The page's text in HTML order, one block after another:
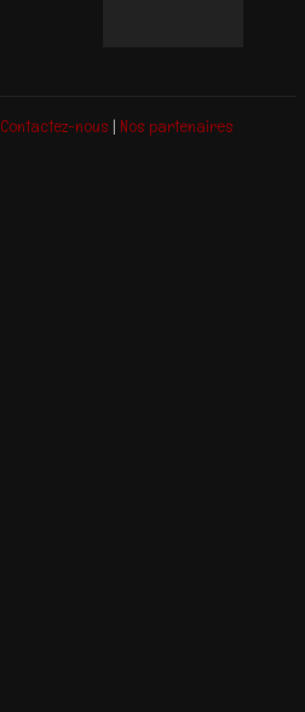
Contactez-nous| Nos partenaires